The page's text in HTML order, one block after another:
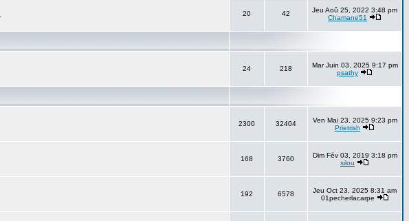
20 42
Jeu Aoû 25, 2022 3:48 pm
Chamane51
24 218
Mar Juin 03, 2025 9:17 pm
psathy
2300 32404
Ven Mai 23, 2025 9:23 pm
Prietrish
168 3760
Dim Fév 03, 2019 3:18 pm
silou
192 6578
Jeu Oct 23, 2025 8:31 am
01pecherlacarpe